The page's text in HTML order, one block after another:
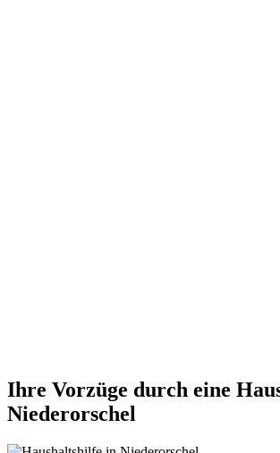
Ihre Vorzüge durch eine
Niederorschel